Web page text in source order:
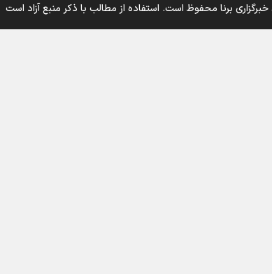
برنا محفوظ است. استفاده از مطالب با ذکر منبع آزاد است